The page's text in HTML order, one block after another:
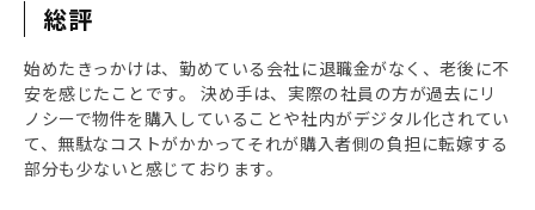
総評
始めたきっかけは、勤めている会社に退職金がなく、老後に不
安を感じたことです。 決め手は、実際の社員の方が過去にリ
ノシーで物件を購入していることや社内がデジタル化されてい
て、無駄なコストがかかってそれが購入者側の負担に転嫁する
部分も少ないと感じております。